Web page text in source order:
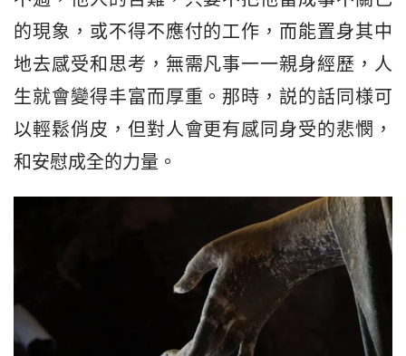
的現象，或不得不應付的工作，而能置身其中
地去感受和思考，無需凡事一一親身經歷，人
生就會變得丰富而厚重。那時，説的話同様可
以輕鬆俏皮，但對人會更有感同身受的悲憫，
和安慰成全的力量。